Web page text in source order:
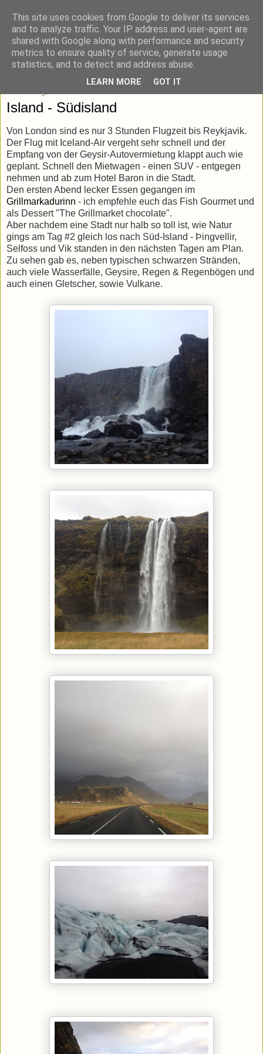
blick-punkt[e..]
Momentaufnahmen von unterwegs & daheim.
Island - Südisland
Von London sind es nur 3 Stunden Flugzeit bis Reykjavik.
Der Flug mit Iceland-Air vergeht sehr schnell und der
Empfang von der Geysir-Autovermietung klappt auch wie
geplant. Schnell den Mietwagen - einen SUV - entgegen
nehmen und ab zum Hotel Baron in die Stadt.
Den ersten Abend lecker Essen gegangen im
Grillmarkadurinn - ich empfehle euch das Fish Gourmet und
als Dessert "The Grillmarket chocolate".
Aber nachdem eine Stadt nur halb so toll ist, wie Natur
gings am Tag #2 gleich los nach Süd-Island - Þingvellir,
Selfoss und Vik standen in den nächsten Tagen am Plan.
Zu sehen gab es, neben typischen schwarzen Stränden,
auch viele Wasserfälle, Geysire, Regen & Regenbögen und
auch einen Gletscher, sowie Vulkane.
This site uses cookies from Google to deliver its services
and to analyze traffic. Your IP address and user-agent are
shared with Google along with performance and security
metrics to ensure quality of service, generate usage
statistics, and to detect and address abuse.
LEARN MORE GOT IT